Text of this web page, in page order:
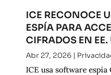
ICE RECONOCE
ESPÍA PARA
CIFRADOS EN EE.
Abr 27, 2026|
ICE usa software